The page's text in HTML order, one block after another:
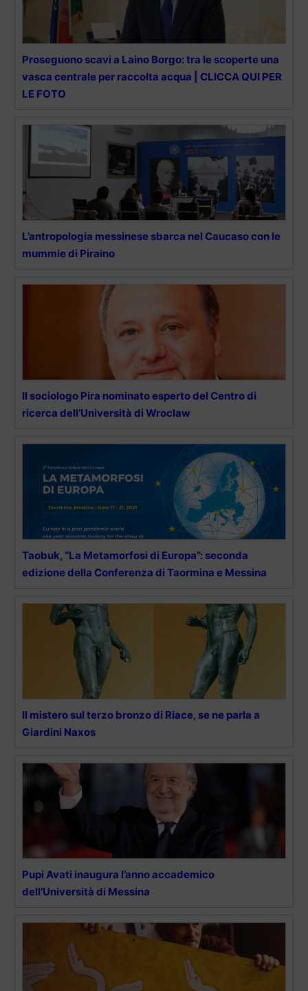
Proseguono scavi a Laino Borgo: tra le scoperte una
vasca centrale per raccolta acqua | CLICCA QUI PER
LE FOTO
L’antropologia messinese sbarca nel Caucaso con le
mummie di Piraino
Il sociologo Pira nominato esperto del Centro di
ricerca dell’Università di Wroclaw
Taobuk, “La Metamorfosi di Europa”: seconda
edizione della Conferenza di Taormina e Messina​
Il mistero sul terzo bronzo di Riace, se ne parla a
Giardini Naxos
Pupi Avati inaugura l’anno accademico
dell’Università di Messina